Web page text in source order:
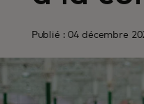
Publié : 04 décembre